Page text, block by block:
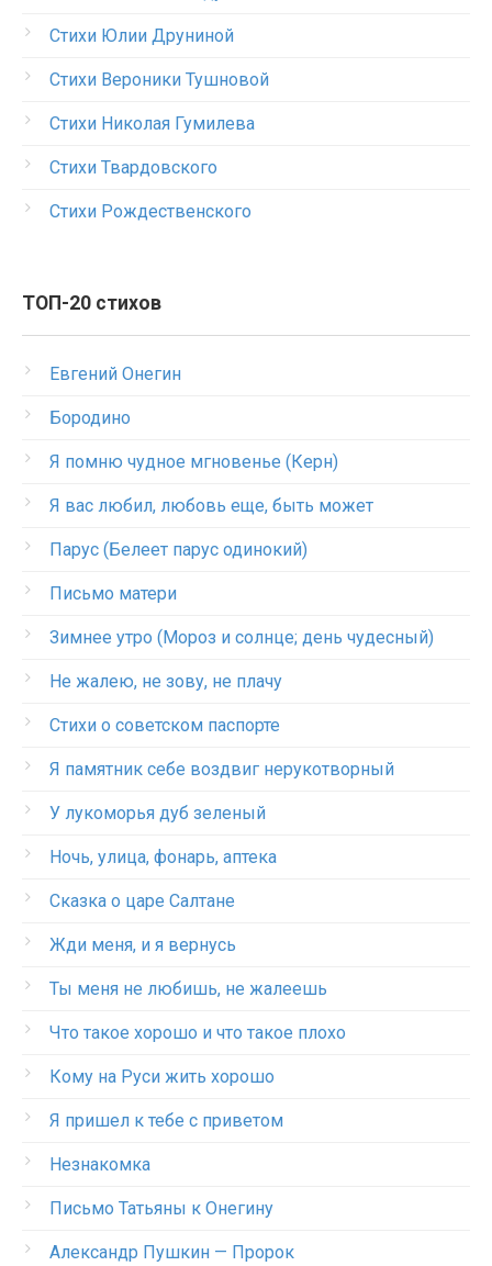
Стихи Юлии Друниной
Стихи Вероники Тушновой
Стихи Николая Гумилева
Стихи Твардовского
Стихи Рождественского
ТОП-20 стихов
Евгений Онегин
Бородино
Я помню чудное мгновенье (Керн)
Я вас любил, любовь еще, быть может
Парус (Белеет парус одинокий)
Письмо матери
Зимнее утро (Мороз и солнце; день чудесный)
Не жалею, не зову, не плачу
Стихи о советском паспорте
Я памятник себе воздвиг нерукотворный
У лукоморья дуб зеленый
Ночь, улица, фонарь, аптека
Сказка о царе Салтане
Жди меня, и я вернусь
Ты меня не любишь, не жалеешь
Что такое хорошо и что такое плохо
Кому на Руси жить хорошо
Я пришел к тебе с приветом
Незнакомка
Письмо Татьяны к Онегину
Александр Пушкин — Пророк